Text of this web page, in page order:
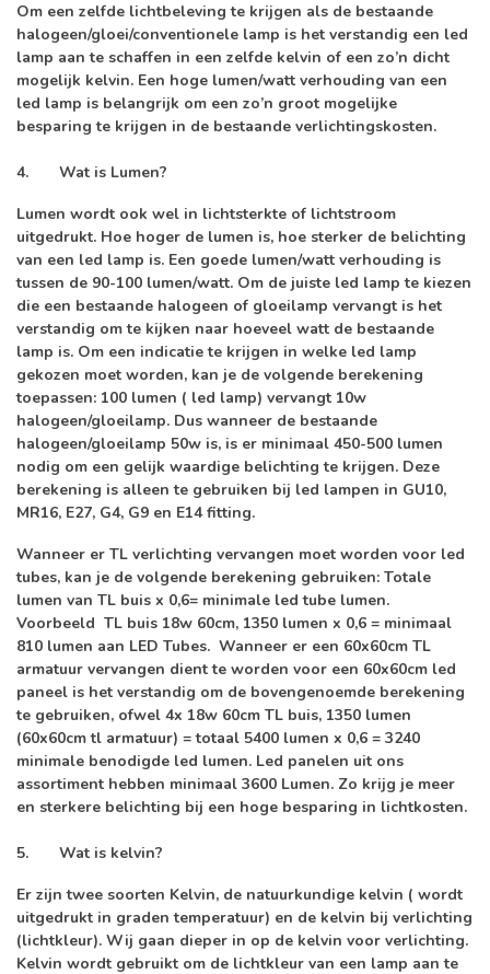
Om een zelfde lichtbeleving te krijgen als de bestaande
halogeen/gloei/conventionele lamp is het verstandig een led
lamp aan te schaffen in een zelfde kelvin of een zo’n dicht
mogelijk kelvin. Een hoge lumen/watt verhouding van een
led lamp is belangrijk om een zo’n groot mogelijke
besparing te krijgen in de bestaande verlichtingskosten.
4. Wat is Lumen?
Lumen wordt ook wel in lichtsterkte of lichtstroom
uitgedrukt. Hoe hoger de lumen is, hoe sterker de belichting
van een led lamp is. Een goede lumen/watt verhouding is
tussen de 90-100 lumen/watt. Om de juiste led lamp te kiezen
die een bestaande halogeen of gloeilamp vervangt is het
verstandig om te kijken naar hoeveel watt de bestaande
lamp is. Om een indicatie te krijgen in welke led lamp
gekozen moet worden, kan je de volgende berekening
toepassen: 100 lumen ( led lamp) vervangt 10w
halogeen/gloeilamp. Dus wanneer de bestaande
halogeen/gloeilamp 50w is, is er minimaal 450-500 lumen
nodig om een gelijk waardige belichting te krijgen. Deze
berekening is alleen te gebruiken bij led lampen in GU10,
MR16, E27, G4, G9 en E14 fitting.
Wanneer er TL verlichting vervangen moet worden voor led
tubes, kan je de volgende berekening gebruiken: Totale
lumen van TL buis x 0,6= minimale led tube lumen.
Voorbeeld TL buis 18w 60cm, 1350 lumen x 0,6 = minimaal
810 lumen aan LED Tubes. Wanneer er een 60x60cm TL
armatuur vervangen dient te worden voor een 60x60cm led
paneel is het verstandig om de bovengenoemde berekening
te gebruiken, ofwel 4x 18w 60cm TL buis, 1350 lumen
(60x60cm tl armatuur) = totaal 5400 lumen x 0,6 = 3240
minimale benodigde led lumen. Led panelen uit ons
assortiment hebben minimaal 3600 Lumen. Zo krijg je meer
en sterkere belichting bij een hoge besparing in lichtkosten.
5. Wat is kelvin?
Er zijn twee soorten Kelvin, de natuurkundige kelvin ( wordt
uitgedrukt in graden temperatuur) en de kelvin bij verlichting
(lichtkleur). Wij gaan dieper in op de kelvin voor verlichting.
Kelvin wordt gebruikt om de lichtkleur van een lamp aan te